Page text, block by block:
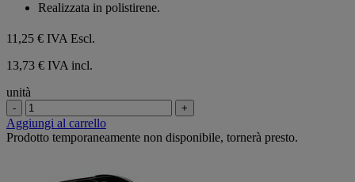
Realizzata in polistirene.
11,25 € IVA Escl.
13,73 € IVA incl.
unità
- +
Aggiungi al carrello
Prodotto temporaneamente non disponibile, tornerà presto.